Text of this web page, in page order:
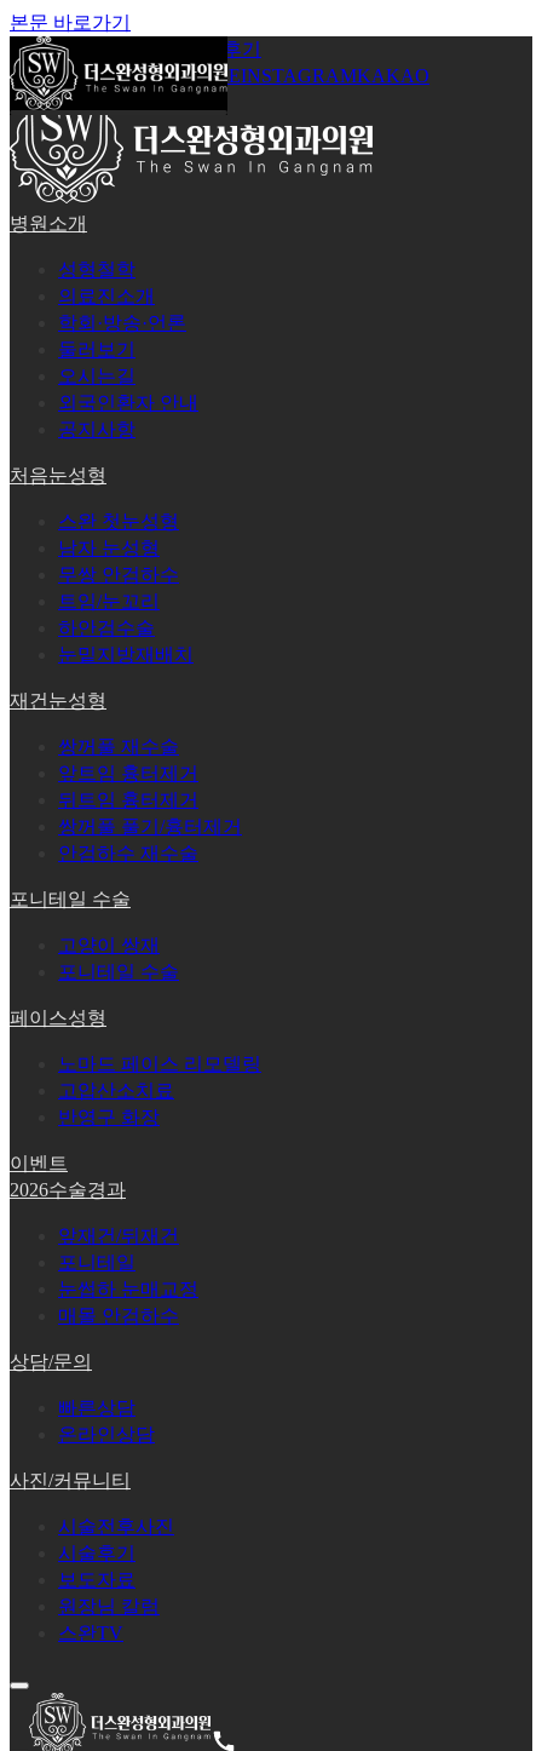
본문 바로가기
공지사항
시술후기
로그인회원가입YOUTUBEINSTAGRAMKAKAO
병원소개
성형철학
의료진소개
학회·방송·언론
둘러보기
오시는길
외국인환자 안내
공지사항
처음눈성형
스완 첫눈성형
남자 눈성형
무쌍 안검하수
트임/눈꼬리
하안검수술
눈밑지방재배치
재건눈성형
쌍꺼풀 재수술
앞트임 흉터제거
뒤트임 흉터제거
쌍꺼풀 풀기/흉터제거
안검하수 재수술
포니테일 수술
고양이 쌍재
포니테일 수술
페이스성형
노마드 페이스 리모델링
고압산소치료
반영구 화장
이벤트
2026수술경과
앞재건/뒤재건
포니테일
눈썹하 눈매교정
매몰 안검하수
상담/문의
빠른상담
온라인상담
사진/커뮤니티
시술전후사진
시술후기
보도자료
원장님 칼럼
스완TV